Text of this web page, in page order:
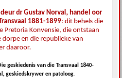
deur dr Gustav Norval, handel oor
1881-1899: dit behels die
Pretoria Konvensie, die ontstaan
dorpe en die republieke van
daaroor.
geskiedenis van die Transvaal 1840-
geskiedskrywer en patoloog.